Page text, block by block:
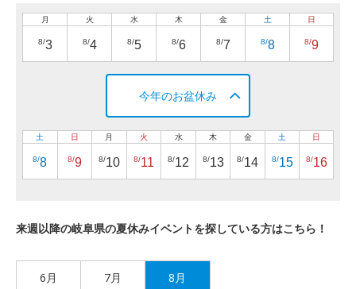
月
8/3
火
8/4
水
8/5
木
8/6
金
8/7
土
8/8
日
8/9
今年のお盆休み
土
8/8
日
8/9
月
8/10
火
8/11
水
8/12
木
8/13
金
8/14
土
8/15
日
8/16
来週以降の岐阜県の夏休みイベントを探している方はこちら！
6月 7月 8月